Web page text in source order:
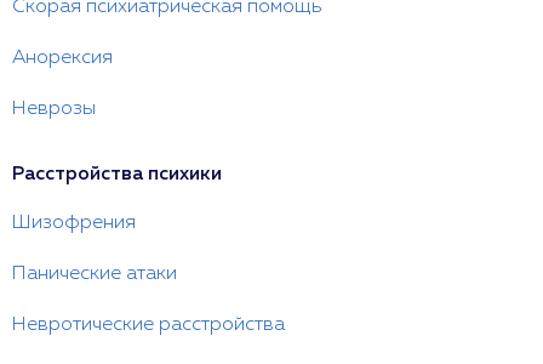
Скорая психиатрическая помощь
Анорексия
Неврозы
Расстройства психики
Шизофрения
Панические атаки
Невротические расстройства